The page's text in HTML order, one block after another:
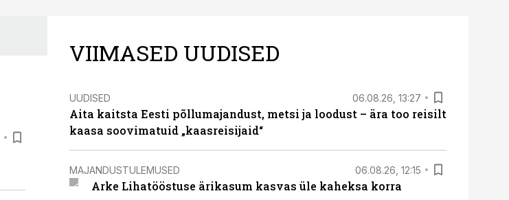
VIIMASED UUDISED
UUDISED 06.08.26, 13:27
Aita kaitsta Eesti põllumajandust, metsi ja loodust – ära too reisilt
kaasa soovimatuid „kaasreisijaid“
MAJANDUSTULEMUSED 06.08.26, 12:15
Arke Lihatööstuse ärikasum kasvas üle kaheksa korra